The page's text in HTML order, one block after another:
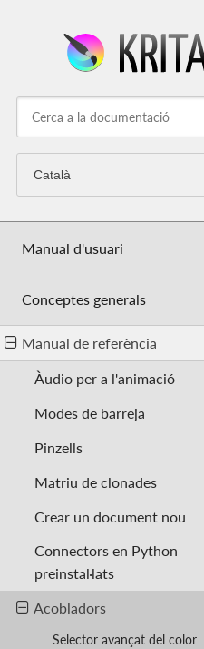
Manual d'usuari
Conceptes generals
Manual de referència
Àudio per a l'animació
Modes de barreja
Pinzells
Matriu de clonades
Crear un document nou
Connectors en Python
preinstal·lats
Acobladors
Selector avançat del color